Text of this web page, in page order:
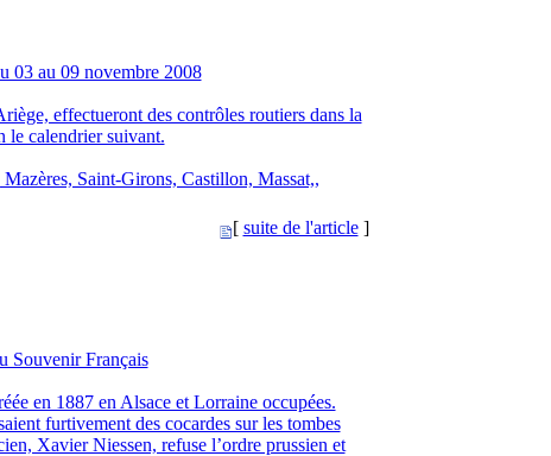
03 au 09 novembre 2008
effectueront des contrôles routiers dans la
le calendrier suivant.
Saint-Girons, Castillon, Massat,,
[ suite de l'article]
Souvenir Français
en 1887 en Alsace et Lorraine occupées.
furtivement des cocardes sur les tombes
Xavier Niessen, refuse l’ordre prussien et